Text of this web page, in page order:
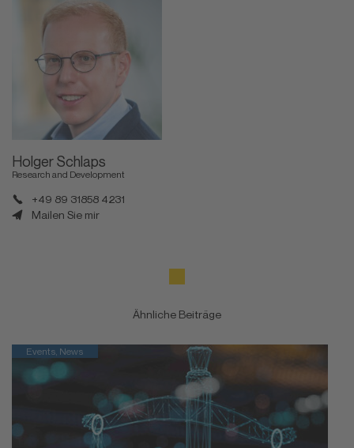
Holger Schlaps
Research and Development
+49 89 31858 4231
Mailen Sie mir
Ähnliche Beiträge
Events, News